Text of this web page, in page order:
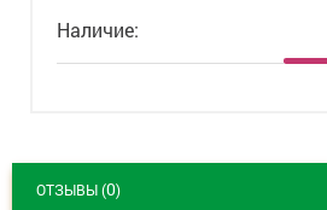
Скидки и акции
Наличие:
ОТЗЫВЫ (0)